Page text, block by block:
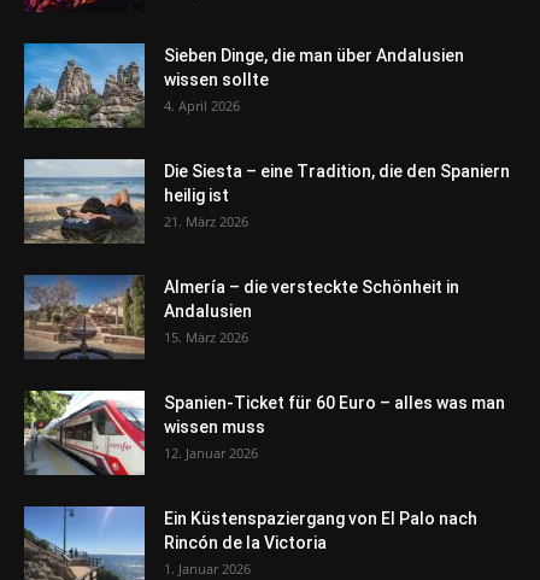
Sieben Dinge, die man über Andalusien
wissen sollte
4. April 2026
Die Siesta – eine Tradition, die den Spaniern
heilig ist
21. März 2026
Almería – die versteckte Schönheit in
Andalusien
15. März 2026
Spanien-Ticket für 60 Euro – alles was man
wissen muss
12. Januar 2026
Ein Küstenspaziergang von El Palo nach
Rincón de la Victoria
1. Januar 2026